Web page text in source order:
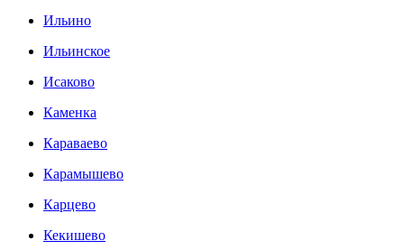
Ильино
Ильинское
Исаково
Каменка
Караваево
Карамышево
Карцево
Кекишево